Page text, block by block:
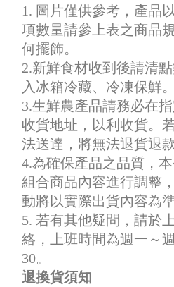
1. 圖片僅供參考，產品
項數量請參上表之商品
何擺飾。
2.新鮮食材收到後請清
入冰箱冷藏、冷凍保鮮。
3.生鮮農產品請務必在
收貨地址，以利收貨。
法送達，將無法退貨退款
4.為確保產品之品質，
組合商品內容進行調整
動將以實際出貨內容為
5. 若有其他疑問，請於
絡，上班時間為週一～
30。
退換貨須知